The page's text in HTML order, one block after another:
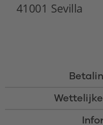
41001 Sevilla